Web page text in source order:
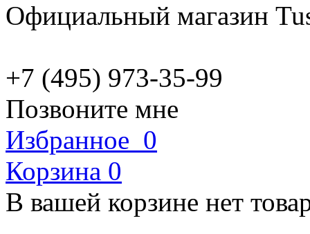
Официальный магазин
+7 (495) 973-35-99
Позвоните мне
Избранное 0
Корзина 0
В вашей корзине нет